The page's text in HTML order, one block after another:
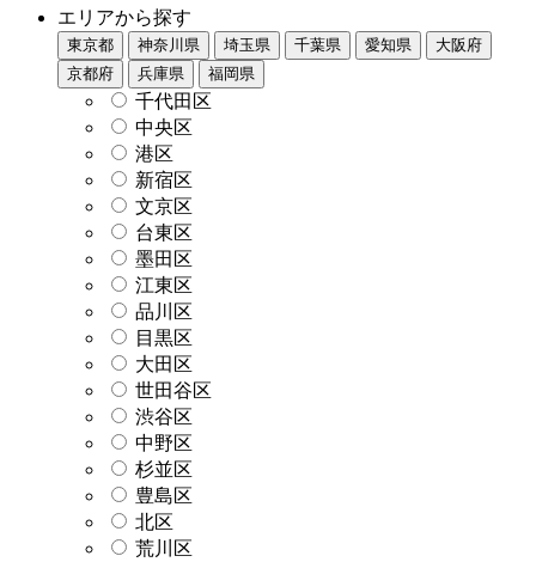
エリアから探す
東京都 神奈川県 埼玉県 千葉県 愛知県
大阪府
京都府
兵庫県 福岡県
千代田区
中央区
港区
新宿区
文京区
台東区
墨田区
江東区
品川区
目黒区
大田区
世田谷区
渋谷区
中野区
杉並区
豊島区
北区
荒川区